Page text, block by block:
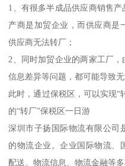
1、有很多半成品供应商销售
产商是加贸企业，而供应商是
供应商无法转厂；
2、同时加贸企业的两家工厂
信息差异等问题，都可能导致无
此时，通过保税区，可以实现“
的“转厂”保税区一日游
深圳市子扬国际物流有限公司
的物流企业。企业国际物流、
配送、物流信息、物流金融等多